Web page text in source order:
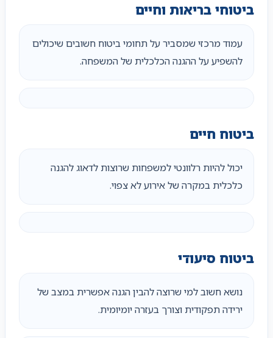
ביטוחי בריאות וחיים
עמוד מרכזי שמסביר על תחומי ביטוח חשובים שיכולים
להשפיע על ההגנה הכלכלית של המשפחה.
ביטוח חיים
יכול להיות רלוונטי למשפחות שרוצות לדאוג להגנה
כלכלית במקרה של אירוע לא צפוי.
ביטוח סיעודי
נושא חשוב למי שרוצה להבין הגנה אפשרית במצב של
ירידה תפקודית וצורך בעזרה יומיומית.